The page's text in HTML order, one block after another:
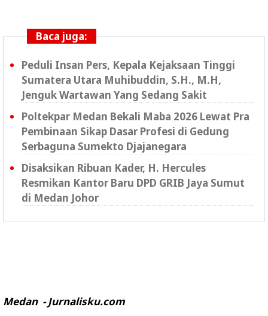
Baca juga:
Peduli Insan Pers, Kepala Kejaksaan Tinggi
Sumatera Utara Muhibuddin, S.H., M.H,
Jenguk Wartawan Yang Sedang Sakit
Poltekpar Medan Bekali Maba 2026 Lewat Pra
Pembinaan Sikap Dasar Profesi di Gedung
Serbaguna Sumekto Djajanegara
Disaksikan Ribuan Kader, H. Hercules
Resmikan Kantor Baru DPD GRIB Jaya Sumut
di Medan Johor
Medan - Jurnalisku.com